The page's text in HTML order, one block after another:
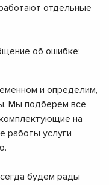
отдельные
об ошибке;
и определим,
Мы подберем все
на
работы услуги
будем рады